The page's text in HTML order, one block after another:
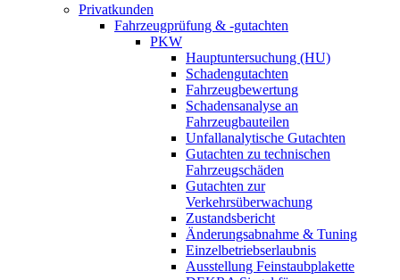
Privatkunden
Fahrzeugprüfung & -gutachten
PKW
Hauptuntersuchung (HU)
Schadengutachten
Fahrzeugbewertung
Schadensanalyse an
Fahrzeugbauteilen
Unfallanalytische Gutachten
Gutachten zu technischen
Fahrzeugschäden
Gutachten zur
Verkehrsüberwachung
Zustandsbericht
Änderungsabnahme & Tuning
Einzelbetriebserlaubnis
Ausstellung Feinstaubplakette